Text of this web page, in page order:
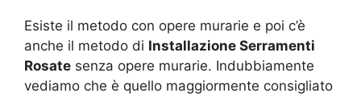
Esiste il metodo con opere murarie e poi c’è
anche il metodo di Installazione Serramenti
Rosate senza opere murarie. Indubbiamente
vediamo che è quello maggiormente consigliato